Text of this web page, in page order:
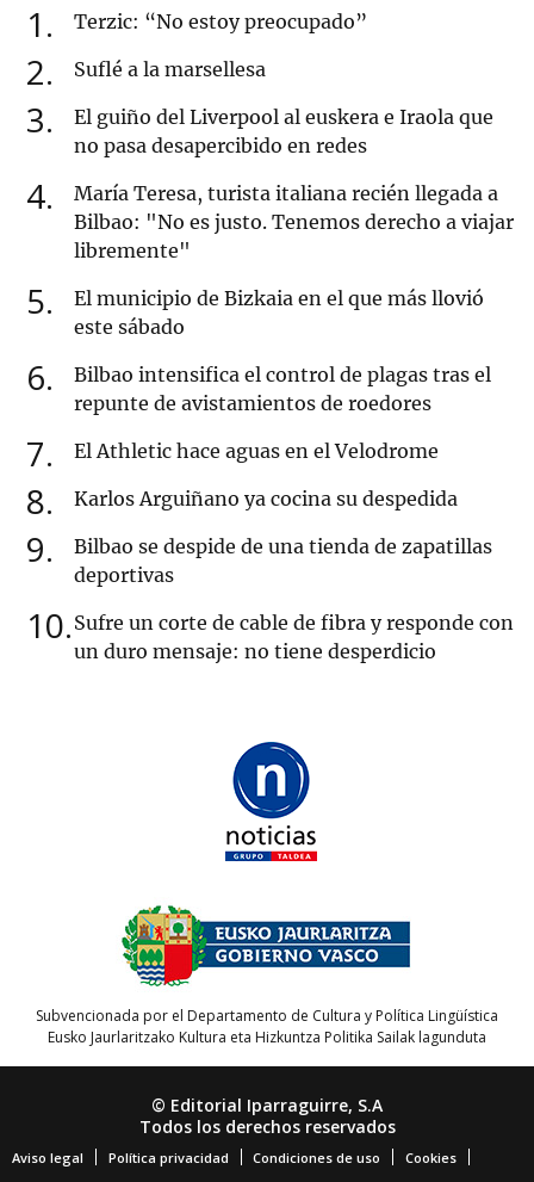
1 Terzic: “No estoy preocupado”
2 Suflé a la marsellesa
3
El guiño del Liverpool al euskera e Iraola que
no pasa desapercibido en redes
4
María Teresa, turista italiana recién llegada a
Bilbao: "No es justo. Tenemos derecho a viajar
libremente"
5
El municipio de Bizkaia en el que más llovió
este sábado
6
Bilbao intensifica el control de plagas tras el
repunte de avistamientos de roedores
7 El Athletic hace aguas en el Velodrome
8 Karlos Arguiñano ya cocina su despedida
9
Bilbao se despide de una tienda de zapatillas
deportivas
10 Sufre un corte de cable de fibra y responde con
un duro mensaje: no tiene desperdicio
Subvencionada por el Departamento de Cultura y Política Lingüística
Eusko Jaurlaritzako Kultura eta Hizkuntza Politika Sailak lagunduta
© Editorial Iparraguirre, S.A
Todos los derechos reservados
Aviso legal Política privacidad Condiciones de uso Cookies